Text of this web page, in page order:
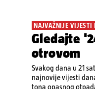
NAJVAŽNIJE VIJESTI
Gledajte
otrovom
Svakog dana u 21
najnovije vijesti
tona opasnog